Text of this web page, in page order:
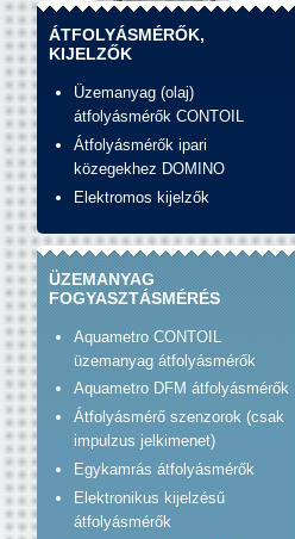
Banner_unirad_piusi.jpg
ÁTFOLYÁSMÉRŐK,
KIJELZŐK
Üzemanyag (olaj)
átfolyásmérők CONTOIL
Átfolyásmérők ipari
közegekhez DOMINO
Elektromos kijelzők
ÜZEMANYAG
FOGYASZTÁSMÉRÉS
Aquametro CONTOIL
üzemanyag átfolyásmérők
Aquametro DFM átfolyásmérők
Átfolyásmérő szenzorok (csak
impulzus jelkimenet)
Egykamrás átfolyásmérők
Elektronikus kijelzésű
átfolyásmérők